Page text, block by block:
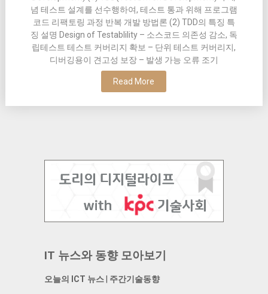
념 테스트 설계를 선수행하여, 테스트 통과 위해 프로그램
코드 리팩토링 과정 반복 개발 방법론 (2) TDD의 특징 특
징 설명 Design of Testablility – 소스코드 의존성 감소, 독
립테스트 테스트 커버리지 확보 – 단위 테스트 커버리지,
디버깅용이 견고성 보장 – 발생 가능 오류 조기
Read More
IT 뉴스와 동향 모아보기
오늘의 ICT 뉴스| 주간기술동향